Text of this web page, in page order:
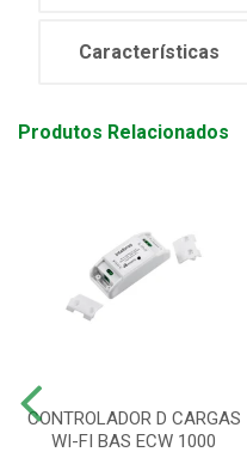
Características
Produtos Relacionados
CONTROLADOR D CARGAS
WI-FI BAS ECW 1000